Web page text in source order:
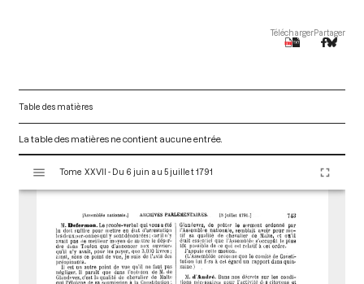
TéléchargerPartager
Table des matières
La table des matières ne contient aucune entrée.
s
Tome XXVII - Du 6 juin au 5 juillet 1791